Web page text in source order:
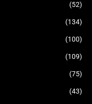
(52)
(134)
(100)
(109)
(75)
(43)